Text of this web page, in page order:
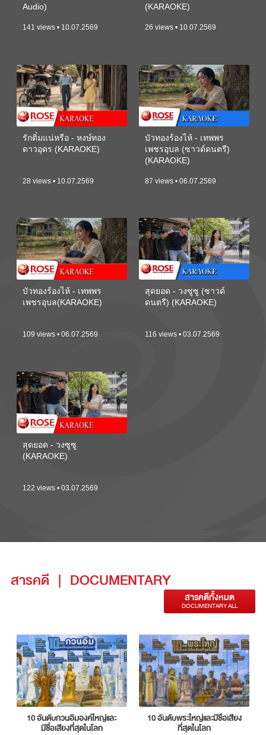
Audio)
141 views • 10.07.2569
(KARAOKE)
26 views • 10.07.2569
รักติ๋มแน่หรือ - หงษ์ทอง
ดาวอุดร (KARAOKE)
28 views • 10.07.2569
บัวทองร้องไห้ - เทพพร
เพชรอุบล (ซาวด์ดนตรี)
(KARAOKE)
87 views • 06.07.2569
บัวทองร้องไห้ - เทพพร
เพชรอุบล(KARAOKE)
109 views • 06.07.2569
สุดยอด - วงซูซู (ซาวด์
ดนตรี) (KARAOKE)
116 views • 03.07.2569
สุดยอด - วงซูซู
(KARAOKE)
122 views • 03.07.2569
สารคดี | DOCUMENTARY
สารคดีทั้งหมด
DOCUMENTARY ALL
10 อันดับกวนอิมองค์ใหญ่และ
มีชื่อเสียงที่สุดในโลก
10 อันดับพระใหญ่และมีชื่อเสียง
ที่สุดในโลก